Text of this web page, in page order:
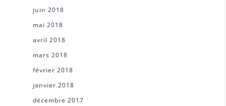
juin 2018
mai 2018
avril 2018
mars 2018
février 2018
janvier 2018
décembre 2017